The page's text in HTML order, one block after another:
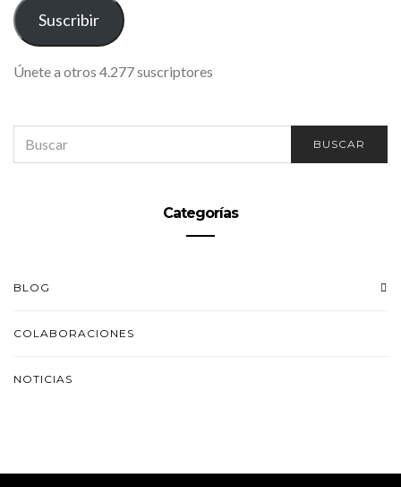
ELECTRÓNICO
Suscribir
Únete a otros 4.277 suscriptores
FOR:
BUSCAR
Categorías
BLOG
COLABORACIONES
NOTICIAS